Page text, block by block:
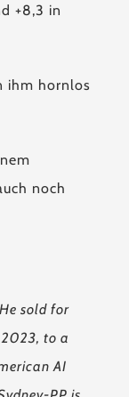
+8,3 in
ihm hornlos
noch
sold for
to a
AI